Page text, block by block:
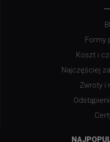
Formy
Koszt i
Najczęściej
Zwroty i